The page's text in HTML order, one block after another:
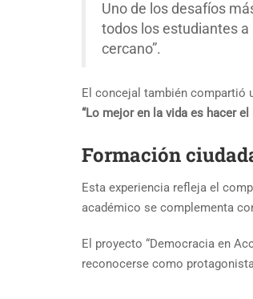
Uno de los desafíos
todos los estudiantes
cercano”.
El concejal también compartió
“Lo mejor en la vida es hacer
Formación
Esta experiencia refleja el
académico se complementa
El proyecto “Democracia en
reconocerse como